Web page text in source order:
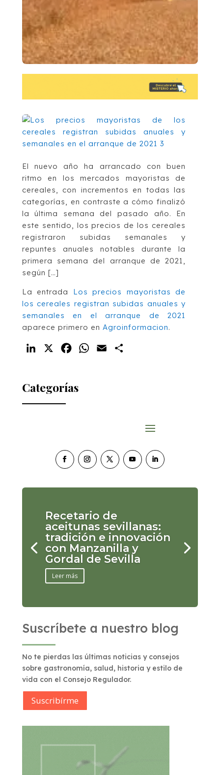
El nuevo año ha arrancado con buen
ritmo en los mercados mayoristas de
cereales, con incrementos en todas las
categorías, en contraste a cómo finalizó
la última semana del pasado año. En
este sentido, los precios de los cereales
registraron subidas semanales y
repuntes anuales notables durante la
primera semana del arranque de 2021,
según […]
La entrada Los precios mayoristas de
los cereales registran subidas anuales y
semanales en el arranque de 2021
aparece primero en Agroinformacion.
LinkedIn FacebookWhatsApp
Email
Categorías
Recetario de
aceitunas sevillanas:
tradición e innovación
con Manzanilla y
Gordal de Sevilla
Leer más
Suscríbete a nuestro blog
No te pierdas las últimas noticias y consejos
sobre gastronomía, salud, historia y estilo de
vida con el Consejo Regulador.
Suscribírme